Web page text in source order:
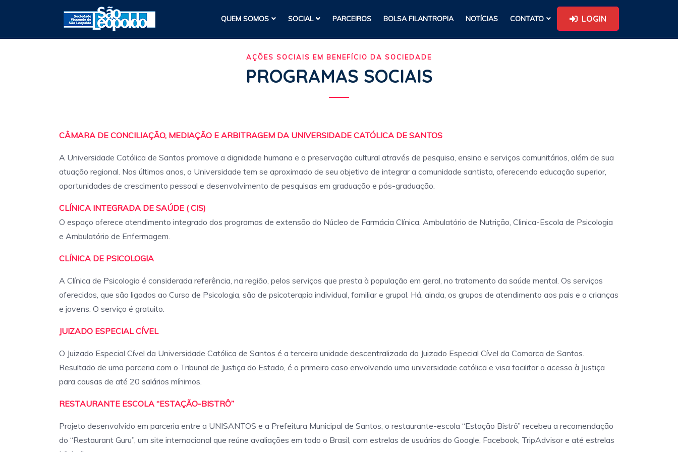
QUEM SOMOS SOCIAL PARCEIROS BOLSA FILANTROPIA NOTÍCIAS CONTATO LOGIN
AÇÕES SOCIAIS EM BENEFÍCIO DA SOCIEDADE
PROGRAMAS SOCIAIS
CÂMARA DE CONCILIAÇÃO, MEDIAÇÃO E ARBITRAGEM DA UNIVERSIDADE CATÓLICA DE SANTOS
A Universidade Católica de Santos promove a dignidade humana e a preservação cultural através de pesquisa, ensino e serviços comunitários, além de sua
atuação regional. Nos últimos anos, a Universidade tem se aproximado de seu objetivo de integrar a comunidade santista, oferecendo educação superior,
oportunidades de crescimento pessoal e desenvolvimento de pesquisas em graduação e pós-graduação.
CLÍNICA INTEGRADA DE SAÚDE ( CIS)
O espaço oferece atendimento integrado dos programas de extensão do Núcleo de Farmácia Clínica, Ambulatório de Nutrição, Clinica-Escola de Psicologia
e Ambulatório de Enfermagem.
CLÍNICA DE PSICOLOGIA
A Clínica de Psicologia é considerada referência, na região, pelos serviços que presta à população em geral, no tratamento da saúde mental. Os serviços
oferecidos, que são ligados ao Curso de Psicologia, são de psicoterapia individual, familiar e grupal. Há, ainda, os grupos de atendimento aos pais e a crianças
e jovens. O serviço é gratuito.
JUIZADO ESPECIAL CÍVEL
O Juizado Especial Cível da Universidade Católica de Santos é a terceira unidade descentralizada do Juizado Especial Cível da Comarca de Santos.
Resultado de uma parceria com o Tribunal de Justiça do Estado, é o primeiro caso envolvendo uma universidade católica e visa facilitar o acesso à Justiça
para causas de até 20 salários mínimos.
RESTAURANTE ESCOLA “ESTAÇÃO-BISTRÔ”
Projeto desenvolvido em parceria entre a UNISANTOS e a Prefeitura Municipal de Santos, o restaurante-escola “Estação Bistrô” recebeu a recomendação
do “Restaurant Guru”, um site internacional que reúne avaliações em todo o Brasil, com estrelas de usuários do Google, Facebook, TripAdvisor e até estrelas